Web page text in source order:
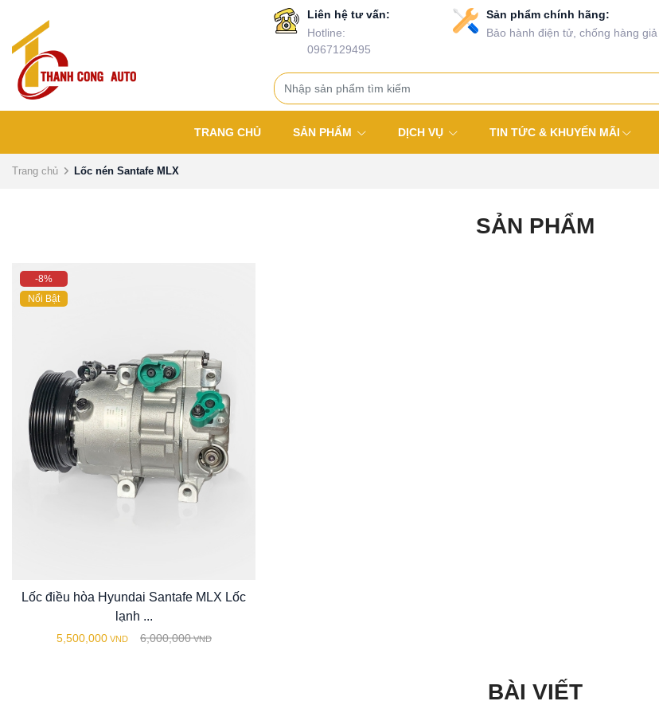
Liên hệ tư vấn:
Hotline:
0967129495
Sản phẩm chính hãng:
Bảo hành điện tử, chống hàng giả
TRANG CHỦ SẢN PHẨM DỊCH VỤ TIN TỨC & KHUYẾN MÃI
Trang chủ Lốc nén Santafe MLX
SẢN PHẨM
-8%
Nổi Bật
Lốc điều hòa Hyundai Santafe MLX Lốc
lạnh ...
5,500,000 VND 6,000,000 VND
BÀI VIẾT